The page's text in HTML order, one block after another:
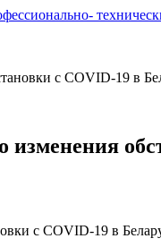
с COVID-19 в
изменения